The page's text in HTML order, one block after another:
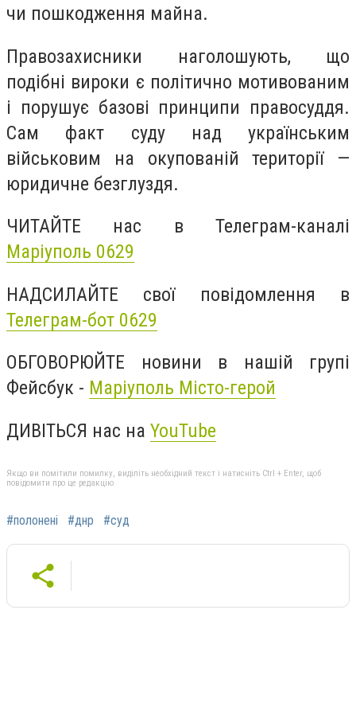
чи пошкодження майна.
Правозахисники наголошують, що
подібні вироки є політично мотивованим
і порушує базові принципи правосуддя.
Сам факт суду над українським
військовим на окупованій території —
юридичне безглуздя.
ЧИТАЙТЕ нас в Телеграм-каналі
Маріуполь 0629
НАДСИЛАЙТЕ свої повідомлення в
Телеграм-бот 0629
ОБГОВОРЮЙТЕ новини в нашій групі
Фейсбук - Маріуполь Місто-герой
ДИВІТЬСЯ нас на YouTube
Якщо ви помітили помилку, виділіть необхідний текст і натисніть Ctrl + Enter, щоб
повідомити про це редакцію
#полонені #днр #суд